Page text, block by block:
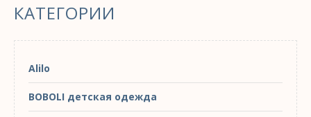
КАТЕГОРИИ
Alilo
BOBOLI детская одежда